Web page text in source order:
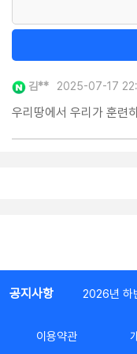
김** 2025-07-17
우리땅에서 우리가 훈련
공지사항 2026년 하
이용약관